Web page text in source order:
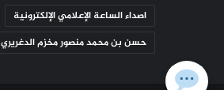
اصداء الساعة الإعلامي الإلكترونية
حسن بن محمد منصور مخزم الدغريري